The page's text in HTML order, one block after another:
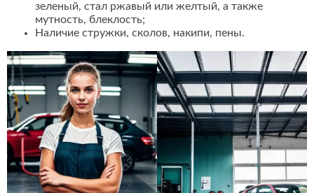
зеленый, стал ржавый или желтый, а также
мутность, блеклость;
Наличие стружки, сколов, накипи, пены.